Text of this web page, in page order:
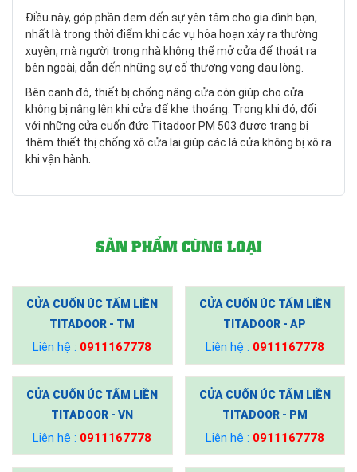
Điều này, góp phần đem đến sự yên tâm cho gia đình bạn,
nhất là trong thời điểm khi các vụ hỏa hoạn xảy ra thường
xuyên, mà người trong nhà không thể mở cửa để thoát ra
bên ngoài, dẫn đến những sự cố thương vong đau lòng.
Bên cạnh đó, thiết bị chống nâng cửa còn giúp cho cửa
không bị nâng lên khi cửa để khe thoáng. Trong khi đó, đối
với những cửa cuốn đức Titadoor PM 503 được trang bị
thêm thiết thị chống xô cửa lại giúp các lá cửa không bị xô ra
khi vận hành.
SẢN PHẨM CÙNG LOẠI
CỬA CUỐN ÚC TẤM LIỀN
TITADOOR - TM
Liên hệ : 0911167778
CỬA CUỐN ÚC TẤM LIỀN
TITADOOR - AP
Liên hệ : 0911167778
CỬA CUỐN ÚC TẤM LIỀN
TITADOOR - VN
Liên hệ : 0911167778
CỬA CUỐN ÚC TẤM LIỀN
TITADOOR - PM
Liên hệ : 0911167778